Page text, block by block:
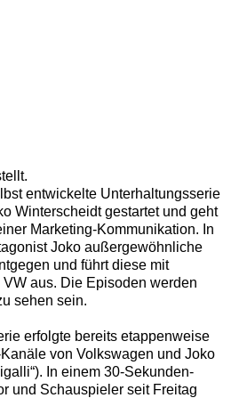
entwickelte Unterhaltungsserie
Winterscheidt gestartet und geht
Marketing-Kommunikation. In
Joko außergewöhnliche
und führt diese mit
aus. Die Episoden werden
sehen sein.
erfolgte bereits etappenweise
von Volkswagen und Joko
In einem 30-Sekunden-
und Schauspieler seit Freitag